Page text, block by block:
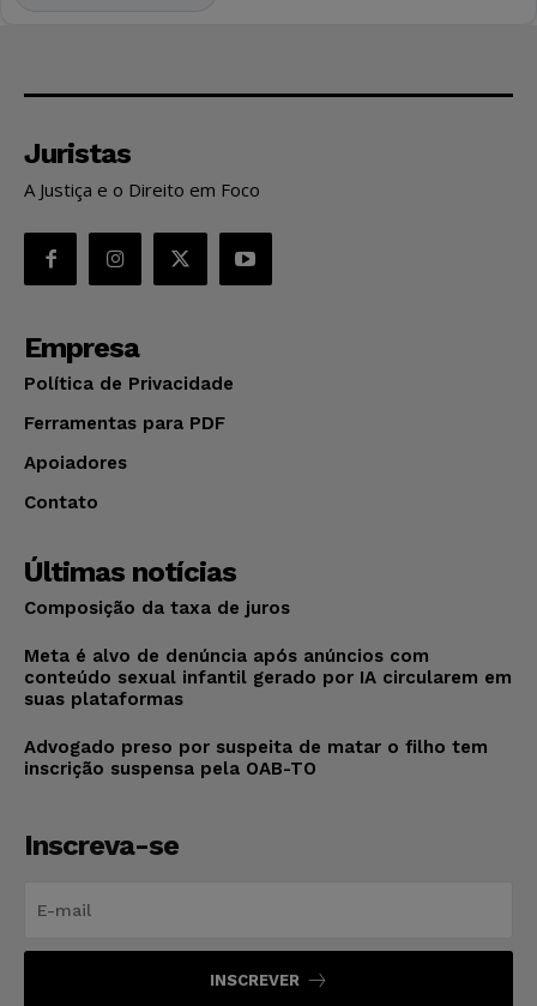
Juristas
A Justiça e o Direito em Foco
Empresa
Política de Privacidade
Ferramentas para PDF
Apoiadores
Contato
Últimas notícias
Composição da taxa de juros
Meta é alvo de denúncia após anúncios com
conteúdo sexual infantil gerado por IA circularem em
suas plataformas
Advogado preso por suspeita de matar o filho tem
inscrição suspensa pela OAB-TO
Inscreva-se
INSCREVER